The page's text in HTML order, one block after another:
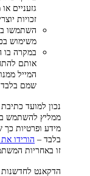
גזעניים
זכויות
השתמשו
משימוש
במקרה בו
אותם
המייל
שמם בלבד
נכון למועד
ממליץ להשתמש
מידע ופרטיות כך
בלבד – הורידו
זו באחריות
הדקאנט